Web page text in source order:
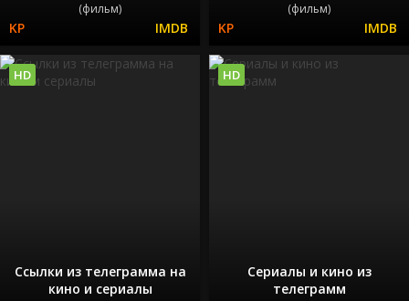
(фильм) (фильм)
Ссылки из телеграмма на
кино и сериалы
HD
Сериалы и кино из
телеграмм
HD